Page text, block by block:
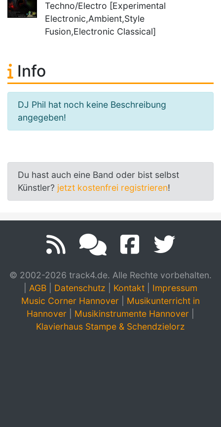
Techno/Electro [Experimental
Electronic,Ambient,Style
Fusion,Electronic Classical]
Info
DJ Phil hat noch keine Beschreibung
angegeben!
Du hast auch eine Band oder bist selbst
Künstler? jetzt kostenfrei registrieren!
© 2002-2026 track4.de. Alle Rechte vorbehalten.
AGB Datenschutz Kontakt
Impressum
Music Corner Hannover
Musikunterricht in
Hannover
Musikinstrumente Hannover
Klavierhaus Stampe & Schendzielorz